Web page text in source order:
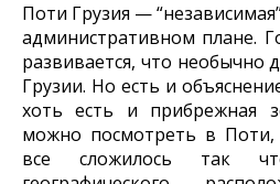
Поти Грузия —
административном плане.
развивается, что необычно
Грузии. Но есть и
хоть есть и прибрежная
можно посмотреть в
все сложилось так